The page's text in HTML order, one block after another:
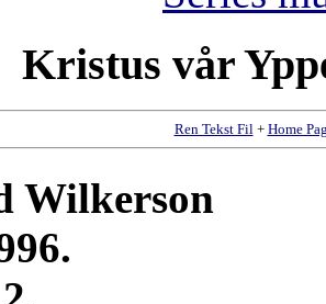
Kristus vår
Ren Tekst Fil+ Home
Wilkerson